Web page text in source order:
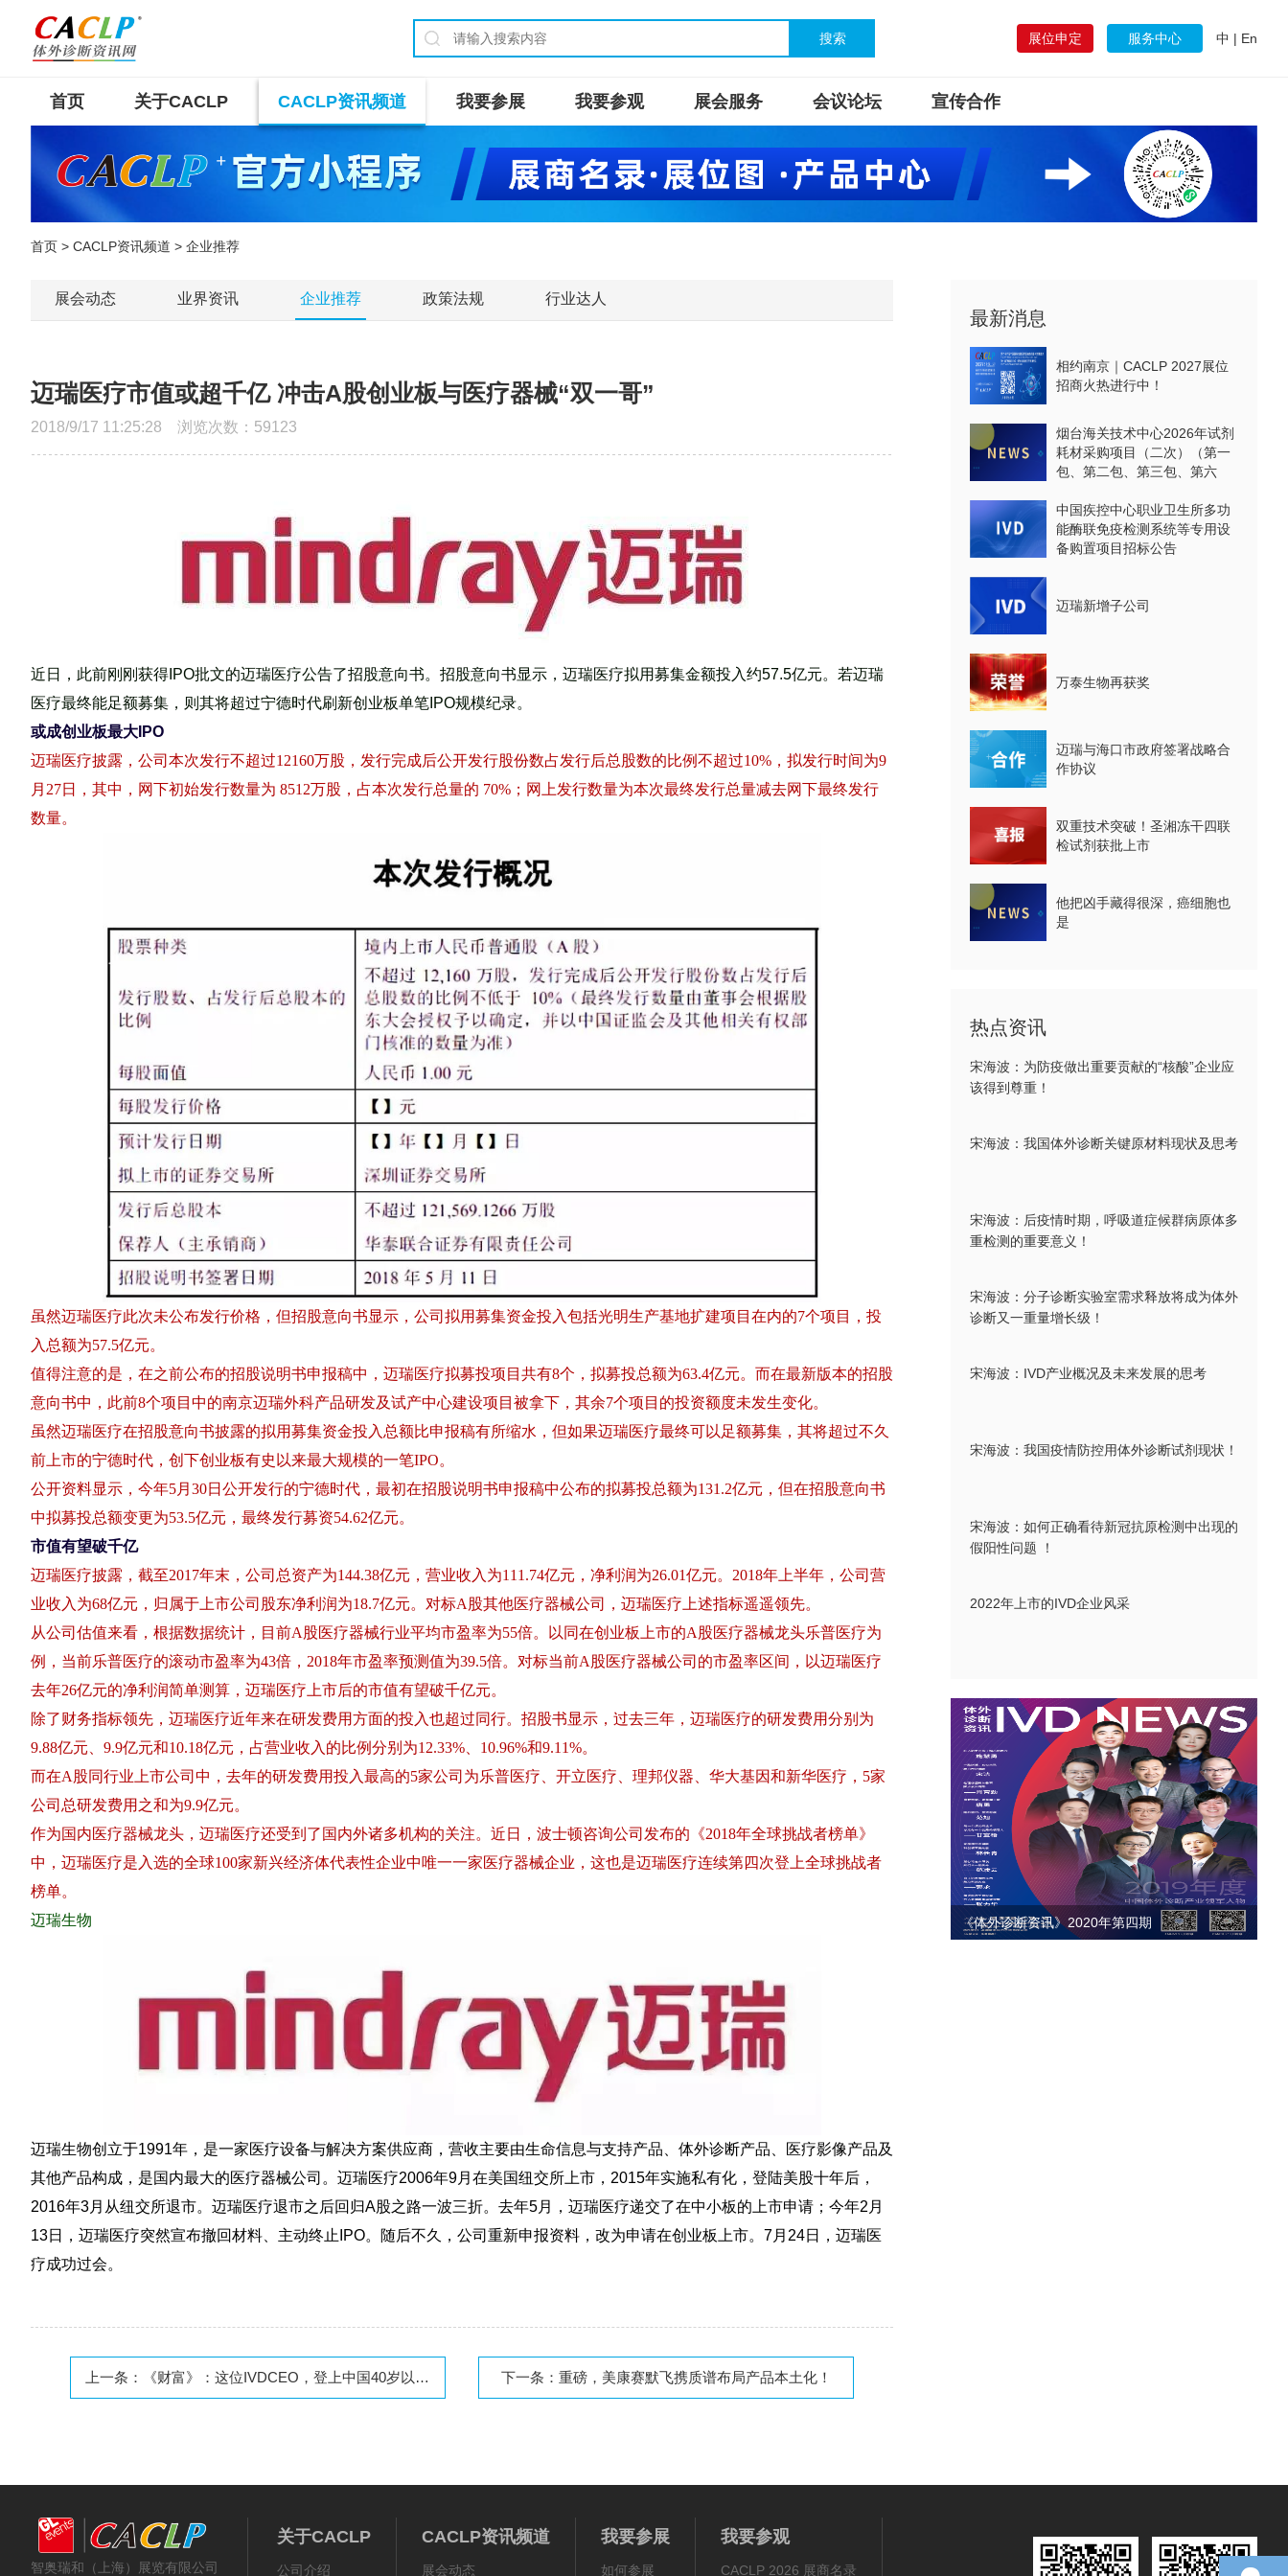
搜索 展位申定 服务中心 中 | En
首页 关于CACLP CACLP资讯频道 我要参展 我要参观 展会服务 会议论坛 宣传合作
首页 > CACLP资讯频道 > 企业推荐
展会动态 业界资讯 企业推荐 政策法规 行业达人
迈瑞医疗市值或超千亿 冲击A股创业板与医疗器械“双一哥”
2018/9/17 11:25:28 浏览次数： 59123
近日，此前刚刚获得IPO批文的迈瑞医疗公告了招股意向书。招股意向书显示，迈瑞医疗拟用募集金额投入约57.5亿元。若迈瑞
医疗最终能足额募集，则其将超过宁德时代刷新创业板单笔IPO规模纪录。
或成创业板最大IPO
迈瑞医疗披露，公司本次发行不超过12160万股，发行完成后公开发行股份数占发行后总股数的比例不超过10%，拟发行时间为9
月27日，其中，网下初始发行数量为 8512万股，占本次发行总量的 70%；网上发行数量为本次最终发行总量减去网下最终发行
数量。
虽然迈瑞医疗此次未公布发行价格，但招股意向书显示，公司拟用募集资金投入包括光明生产基地扩建项目在内的7个项目，投
入总额为57.5亿元。
值得注意的是，在之前公布的招股说明书申报稿中，迈瑞医疗拟募投项目共有8个，拟募投总额为63.4亿元。而在最新版本的招股
意向书中，此前8个项目中的南京迈瑞外科产品研发及试产中心建设项目被拿下，其余7个项目的投资额度未发生变化。
虽然迈瑞医疗在招股意向书披露的拟用募集资金投入总额比申报稿有所缩水，但如果迈瑞医疗最终可以足额募集，其将超过不久
前上市的宁德时代，创下创业板有史以来最大规模的一笔IPO。
公开资料显示，今年5月30日公开发行的宁德时代，最初在招股说明书申报稿中公布的拟募投总额为131.2亿元，但在招股意向书
中拟募投总额变更为53.5亿元，最终发行募资54.62亿元。
市值有望破千亿
迈瑞医疗披露，截至2017年末，公司总资产为144.38亿元，营业收入为111.74亿元，净利润为26.01亿元。2018年上半年，公司营
业收入为68亿元，归属于上市公司股东净利润为18.7亿元。对标A股其他医疗器械公司，迈瑞医疗上述指标遥遥领先。
从公司估值来看，根据数据统计，目前A股医疗器械行业平均市盈率为55倍。以同在创业板上市的A股医疗器械龙头乐普医疗为
例，当前乐普医疗的滚动市盈率为43倍，2018年市盈率预测值为39.5倍。对标当前A股医疗器械公司的市盈率区间，以迈瑞医疗
去年26亿元的净利润简单测算，迈瑞医疗上市后的市值有望破千亿元。
除了财务指标领先，迈瑞医疗近年来在研发费用方面的投入也超过同行。招股书显示，过去三年，迈瑞医疗的研发费用分别为
9.88亿元、9.9亿元和10.18亿元，占营业收入的比例分别为12.33%、10.96%和9.11%。
而在A股同行业上市公司中，去年的研发费用投入最高的5家公司为乐普医疗、开立医疗、理邦仪器、华大基因和新华医疗，5家
公司总研发费用之和为9.9亿元。
作为国内医疗器械龙头，迈瑞医疗还受到了国内外诸多机构的关注。近日，波士顿咨询公司发布的《2018年全球挑战者榜单》
中，迈瑞医疗是入选的全球100家新兴经济体代表性企业中唯一一家医疗器械企业，这也是迈瑞医疗连续第四次登上全球挑战者
榜单。
迈瑞生物
迈瑞生物创立于1991年，是一家医疗设备与解决方案供应商，营收主要由生命信息与支持产品、体外诊断产品、医疗影像产品及
其他产品构成，是国内最大的医疗器械公司。迈瑞医疗2006年9月在美国纽交所上市，2015年实施私有化，登陆美股十年后，
2016年3月从纽交所退市。迈瑞医疗退市之后回归A股之路一波三折。去年5月，迈瑞医疗递交了在中小板的上市申请；今年2月
13日，迈瑞医疗突然宣布撤回材料、主动终止IPO。随后不久，公司重新申报资料，改为申请在创业板上市。7月24日，迈瑞医
疗成功过会。
上一条： 《财富》：这位IVDCEO，登上中国40岁以下商界精英榜！ 下一条： 重磅，美康赛默飞携质谱布局产品本土化！
最新消息
相约南京｜CACLP 2027展位
招商火热进行中！
烟台海关技术中心2026年试剂
耗材采购项目（二次）（第一
包、第二包、第三包、第六
标公告
中国疾控中心职业卫生所多功
能酶联免疫检测系统等专用设
备购置项目招标公告
迈瑞新增子公司
万泰生物再获奖
迈瑞与海口市政府签署战略合
作协议
双重技术突破！圣湘冻干四联
检试剂获批上市
他把凶手藏得很深，癌细胞也
是
热点资讯
宋海波：为防疫做出重要贡献的“核酸”企业应
该得到尊重！
宋海波：我国体外诊断关键原材料现状及思考
宋海波：后疫情时期，呼吸道症候群病原体多
重检测的重要意义！
宋海波：分子诊断实验室需求释放将成为体外
诊断又一重量增长级！
宋海波：IVD产业概况及未来发展的思考
宋海波：我国疫情防控用体外诊断试剂现状！
宋海波：如何正确看待新冠抗原检测中出现的
假阳性问题 ！
2022年上市的IVD企业风采
《体外诊断资讯》2020年第四期
智奥瑞和（上海）展览有限公司
关于CACLP
公司介绍
CACLP资讯频道
展会动态
我要参展
如何参展
我要参观
CACLP 2026 展商名录